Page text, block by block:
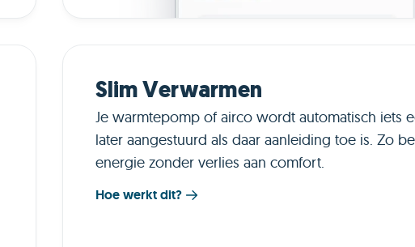
Slim Verwarmen
Je warmtepomp of airco wordt automatisch iets
later aangestuurd als daar aanleiding toe is. Zo
energie zonder verlies aan comfort.
Hoe werkt dit?